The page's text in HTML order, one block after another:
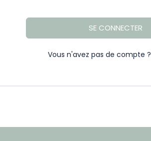
SE CONNECTER
Vous n'avez pas de compte ?